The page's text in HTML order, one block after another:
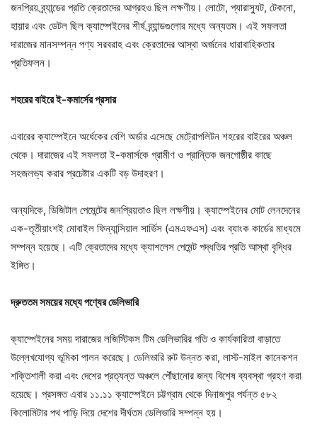
জনপ্রিয় ব্র্যান্ডের প্রতি ক্রেতাদের আগ্রহও ছিল লক্ষণীয়। লোটো, প্যারাস্যুট, টেকনো,
হায়ার এবং ডেটল ছিল ক্যাম্পেইনের শীর্ষ ব্র্যান্ডগুলোর মধ্যে অন্যতম। এই সফলতা
দারাজের মানসম্পন্ন পণ্য সরবরাহ এবং ক্রেতাদের আস্থা অর্জনের ধারাবাহিকতার
প্রতিফলন।
শহরের বাইরে ই-কমার্সের প্রসার
এবারের ক্যাম্পেইনে অর্ধেকের বেশি অর্ডার এসেছে মেট্রোপলিটন শহরের বাইরের অঞ্চল
থেকে। দারাজের এই সফলতা ই-কমার্সকে গ্রামীণ ও প্রান্তিক জনগোষ্ঠীর কাছে
সহজলভ্য করার প্রচেষ্টার একটি বড় উদাহরণ।
অন্যদিকে, ডিজিটাল পেমেন্টের জনপ্রিয়তাও ছিল লক্ষণীয়। ক্যাম্পেইনের মোট লেনদেনের
এক-তৃতীয়াংশই মোবাইল ফিন্যান্সিয়াল সার্ভিস (এমএফএস) এবং ব্যাংক কার্ডের মাধ্যমে
সম্পন্ন হয়েছে। এটি ক্রেতাদের মধ্যে ক্যাশলেস পেমেন্ট পদ্ধতির প্রতি আস্থা বৃদ্ধির
ইঙ্গিত।
দ্রুততম সময়ের মধ্যে পণ্যের ডেলিভারি
ক্যাম্পেইনের সময় দারাজের লজিস্টিকস টিম ডেলিভারির গতি ও কার্যকারিতা বাড়াতে
উল্লেখযোগ্য ভূমিকা পালন করেছে। ডেলিভারি রুট উন্নত করা, লাস্ট-মাইল কানেকশন
শক্তিশালী করা এবং দেশের প্রত্যন্ত অঞ্চলে পৌঁছানোর জন্য বিশেষ ব্যবস্থা গ্রহণ করা
হয়েছে। প্রসঙ্গত এবার ১১.১১ ক্যাম্পেইনে চট্টগ্রাম থেকে দিনাজপুর পর্যন্ত ৫৮২
কিলোমিটার পথ পাড়ি দিয়ে দেশের দীর্ঘতম ডেলিভারি সম্পন্ন হয়।